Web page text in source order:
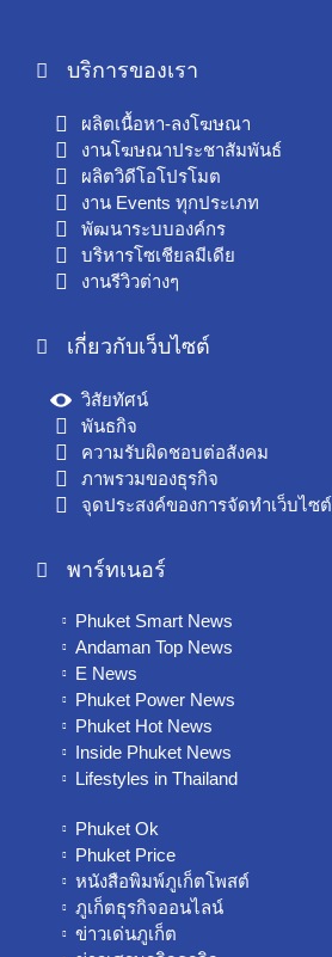
บริการของเรา
ผลิตเนื้อหา-ลงโฆษณา
งานโฆษณาประชาสัมพันธ์
ผลิตวิดีโอโปรโมต
งาน Events ทุกประเภท
พัฒนาระบบองค์กร
บริหารโซเชียลมีเดีย
งานรีวิวต่างๆ
เกี่ยวกับเว็บไซต์
วิสัยทัศน์
พันธกิจ
ความรับผิดชอบต่อสังคม
ภาพรวมของธุรกิจ
จุดประสงค์ของการจัดทำเว็บไซต์
พาร์ทเนอร์
Phuket Smart News
Andaman Top News
E News
Phuket Power News
Phuket Hot News
Inside Phuket News
Lifestyles in Thailand
Phuket Ok
Phuket Price
หนังสือพิมพ์ภูเก็ตโพสต์
ภูเก็ตธุรกิจออนไลน์
ข่าวเด่นภูเก็ต